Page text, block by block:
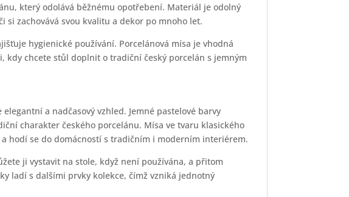
který odolává běžnému opotřebení. Materiál je odolný
zachovává svou kvalitu a dekor po mnoho let.
hygienické používání. Porcelánová mísa je vhodná
chcete stůl doplnit o tradiční český porcelán s jemným
a nadčasový vzhled. Jemné pastelové barvy
charakter českého porcelánu. Mísa ve tvaru klasického
hodí se do domácností s tradičním i moderním interiérem.
ji vystavit na stole, když není používána, a přitom
ladí s dalšími prvky kolekce, čímž vzniká jednotný